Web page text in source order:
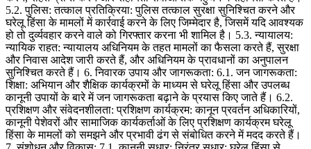
5.2. पुलिस: तत्काल प्रतिक्रिया: पुलिस तत्काल सुरक्षा सुनिश्चित करने और
घरेलू हिंसा के मामलों में कार्रवाई करने के लिए जिम्मेदार है, जिसमें यदि आवश्यक
हो तो दुर्व्यवहार करने वाले को गिरफ्तार करना भी शामिल है। 5.3. न्यायालय:
न्यायिक राहत: न्यायालय अधिनियम के तहत मामलों का फैसला करते हैं, सुरक्षा
और निवास आदेश जारी करते हैं, और अधिनियम के प्रावधानों का अनुपालन
सुनिश्चित करते हैं। 6. निवारक उपाय और जागरूकता: 6.1. जन जागरूकता:
शिक्षा: अभियान और शैक्षिक कार्यक्रमों के माध्यम से घरेलू हिंसा और उपलब्ध
कानूनी उपायों के बारे में जन जागरूकता बढ़ाने के प्रयास किए जाते हैं। 6.2.
प्रशिक्षण और संवेदनशीलता: प्रशिक्षण कार्यक्रम: कानून प्रवर्तन अधिकारियों,
कानूनी पेशेवरों और सामाजिक कार्यकर्ताओं के लिए प्रशिक्षण कार्यक्रम घरेलू
हिंसा के मामलों को समझने और प्रभावी ढंग से संबोधित करने में मदद करते हैं।